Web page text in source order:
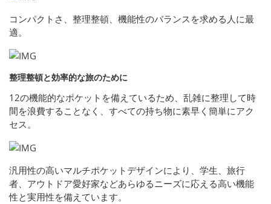
コンパクトさ、整理整頓、機能性のバランスを求める人に最
適。
整理整頓と効率的な旅のために
12の機能的なポケットを備えているため、乱雑に整理して時
間を浪費することなく、すべての持ち物に素早く簡単にアク
セス。
汎用性の高いマルチポケットデザインにより、学生、旅行
者、アウトドア愛好家などあらゆるニーズに応える高い機能
性と実用性を備えています。